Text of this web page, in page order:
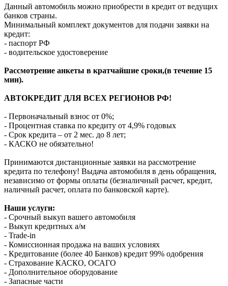
Данный автомобиль можно приобрести в кредит от ведущих
банков страны.
Минимальный комплект документов для подачи заявки на
кредит:
- паспорт РФ
- водительское удостоверение
Рассмотрение анкеты в кратчайшие сроки,(в течение 15
мин).
АВТОКРЕДИТ ДЛЯ ВСЕХ РЕГИОНОВ РФ!
- Первоначальный взнос от 0%;
- Процентная ставка по кредиту от 4,9% годовых
- Срок кредита – от 2 мес. до 8 лет;
- КАСКО не обязательно!
Принимаются дистанционные заявки на рассмотрение
кредита по телефону! Выдача автомобиля в день обращения,
независимо от формы оплаты (безналичный расчет, кредит,
наличный расчет, оплата по банковской карте).
Наши услуги:
- Срочный выкуп вашего автомобиля
- Выкуп кредитных а/м
- Trade-in
- Комиссионная продажа на ваших условиях
- Кредитование (более 40 Банков) кредит 99% одобрения
- Страхование КАСКО, ОСАГО
- Дополнительное оборудование
- Запасные части